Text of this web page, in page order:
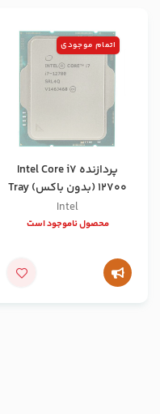
اتمام موجودی
پردازنده Intel Core i7
12700 (بدون باکس) Tray
Intel
محصول ناموجود است